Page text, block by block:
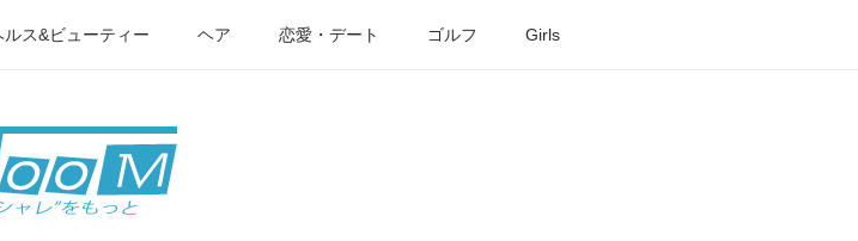
ルス&ビューティー ヘア 恋愛・デート ゴルフ Girls